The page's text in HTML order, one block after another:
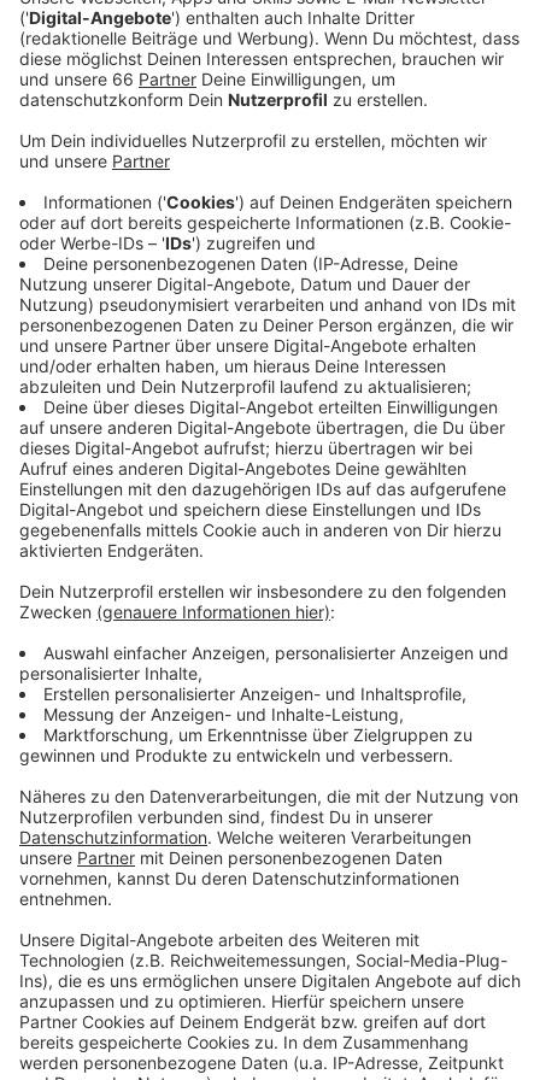
kostet eine Million Euro.
Veröffentlicht:Freitag, 03.02.2023 12:42
Das Juli-Hochwasser 2021 habe gezeigt, dass auch
innerstädtische Gewässer für Überschwemmungen
sorgen und diese auch sehr kurzfristig auftreten
können. Die Vorwarnzeit betrage nur zwei Stunden, zu
wenig, um Sandsäcke zu befüllen und zu stapeln. Das
Schlauchsystem dagegen kann schnell und mit wenig
Personal verlegt werden. Es wird mit Wasser gefüllt
und erreicht eine Höhe von einem Meter. Sobald es
nicht mehr benötigt wird, kann es entleert und
aufgerollt werden und steht damit für beliebig viele
weitere Einsätze zur Verfügung. Es wird
voraussichtlich im kommenden Winter geliefert.
Weitere Infos und Links zum Thema:
Anzeige
Wir hatten bereits Mitte Januar über die Pläne
berichtet
Weitere Nachrichten aus Düsseldorf
Anzeige